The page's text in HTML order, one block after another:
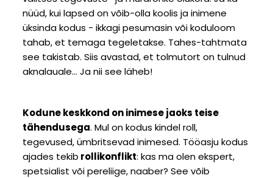
nüüd, kui lapsed on võib-olla koolis ja inimene
üksinda kodus - ikkagi pesumasin või koduloom
tahab, et temaga tegeletakse. Tahes-tahtmata
see takistab. Siis avastad, et tolmutort on tulnud
aknalauale... Ja nii see läheb!
Kodune keskkond on inimese jaoks teise
tähendusega. Mul on kodus kindel roll,
tegevused, ümbritsevad inimesed. Tööasju kodus
ajades tekib rollikonflikt: kas ma olen ekspert,
spetsialist või pereliige, naaber? See võib